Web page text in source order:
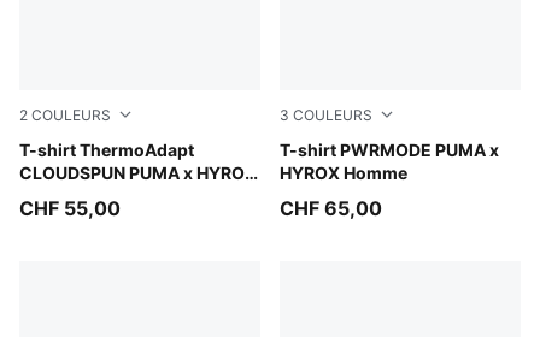
2 COULEURS
T-shirt ThermoAdapt
CLOUDSPUN PUMA x HYROX
Intense Mint
CHF 55,00
3 COULEURS
T-shirt PWRMODE PUMA x
HYROX Homme
Puma Black
CHF 65,00